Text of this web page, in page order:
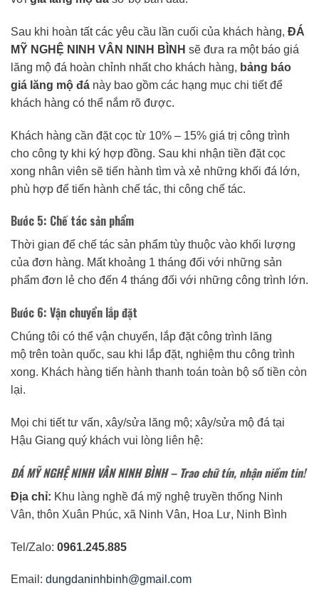
Sau khi hoàn tất các yêu cầu lần cuối của khách hàng, ĐÁ
MỸ NGHỆ NINH VÂN NINH BÌNH sẽ đưa ra một báo giá
lăng mộ đá hoàn chỉnh nhất cho khách hàng, bảng báo
giá lăng mộ đá này bao gồm các hạng mục chi tiết để
khách hàng có thể nắm rõ được.
Khách hàng cần đặt cọc từ 10% – 15% giá trị công trình
cho công ty khi ký hợp đồng. Sau khi nhận tiền đặt cọc
xong nhân viên sẽ tiến hành tìm và xẻ những khối đá lớn,
phù hợp để tiến hành chế tác, thi công chế tác.
Bước 5: Chế tác sản phẩm
Thời gian để chế tác sản phẩm tùy thuộc vào khối lượng
của đơn hàng. Mất khoảng 1 tháng đối với những sản
phẩm đơn lẻ cho đến 4 tháng đối với những công trình lớn.
Bước 6: Vận chuyển lắp đặt
Chúng tôi có thể vận chuyển, lắp đặt công trình lăng
mộ trên toàn quốc, sau khi lắp đặt, nghiệm thu công trình
xong. Khách hàng tiến hành thanh toán toàn bộ số tiền còn
lại.
Mọi chi tiết tư vấn, xây/sửa lăng mộ; xây/sửa mộ đá tại
Hậu Giang quý khách vui lòng liên hệ:
ĐÁ MỸ NGHỆ NINH VÂN NINH BÌNH – Trao chữ tín, nhận niềm tin!
Địa chỉ: Khu làng nghề đá mỹ nghệ truyền thống Ninh
Vân, thôn Xuân Phúc, xã Ninh Vân, Hoa Lư, Ninh Bình
Tel/Zalo: 0961.245.885
Email: dungdaninhbinh@gmail.com